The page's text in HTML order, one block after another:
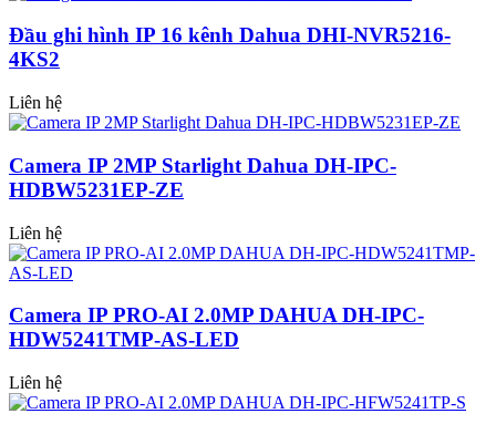
Đầu ghi hình IP 16 kênh Dahua DHI-NVR5216-
4KS2
Liên hệ
Camera IP 2MP Starlight Dahua DH-IPC-
HDBW5231EP-ZE
Liên hệ
Camera IP PRO-AI 2.0MP DAHUA DH-IPC-
HDW5241TMP-AS-LED
Liên hệ